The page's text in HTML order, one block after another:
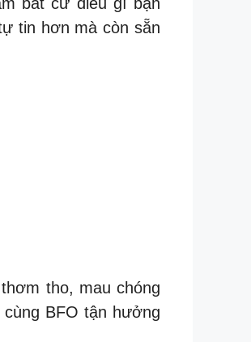
tin hơn mà còn sẵn
tho, mau chóng
BFO tận hưởng